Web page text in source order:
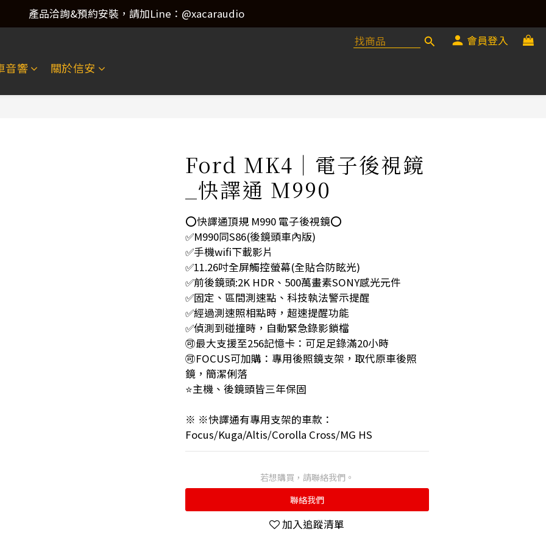
產品洽詢&預約安裝，請加Line：@xacaraudio
產品洽詢&預約安裝，請加Line：@xacaraudio
產品洽詢&預約安裝，請加Line：@xacaraudio
會員登入
音響 關於信安
Ford MK4｜電子後視鏡
_快譯通 M990
⭕️快譯通頂規 M990 電子後視鏡⭕️
✅M990同S86(後鏡頭車內版)
✅手機wifi下載影片
✅11.26吋全屏觸控螢幕(全貼合防眩光)
✅前後鏡頭:2K HDR、500萬畫素SONY感光元件
✅固定、區間測速點、科技執法警示提醒
✅經過測速照相點時，超速提醒功能
✅偵測到碰撞時，自動緊急錄影鎖檔
🉑最大支援至256記憶卡：可足足錄滿20小時
🉑FOCUS可加購：專用後照鏡支架，取代原車後照
鏡，簡潔俐落
⭐️主機、後鏡頭皆三年保固
※ ※快譯通有專用支架的車款：
Focus/Kuga/Altis/Corolla Cross/MG HS
若想購買，請聯絡我們。
聯絡我們
加入追蹤清單